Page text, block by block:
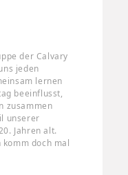
der Calvary
jeden
lernen
beeinflusst,
zusammen
unserer
Jahren alt.
komm doch mal